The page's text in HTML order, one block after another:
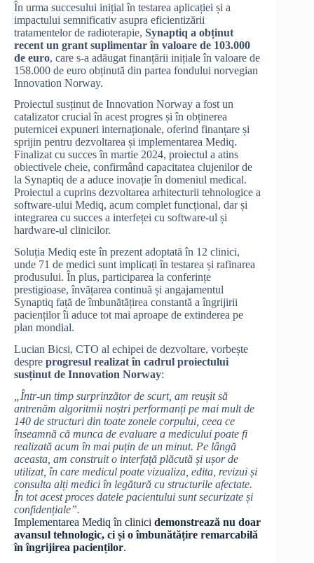
În urma succesului inițial în testarea aplicației și a
impactului semnificativ asupra eficientizării
tratamentelor de radioterapie, Synaptiq a obținut
recent un grant suplimentar în valoare de 103.000
de euro, care s-a adăugat finanțării inițiale în valoare de
158.000 de euro obținută din partea fondului norvegian
Innovation Norway.
Proiectul susținut de Innovation Norway a fost un
catalizator crucial în acest progres și în obținerea
puternicei expuneri internaționale, oferind finanțare și
sprijin pentru dezvoltarea și implementarea Mediq.
Finalizat cu succes în martie 2024, proiectul a atins
obiectivele cheie, confirmând capacitatea clujenilor de
la Synaptiq de a aduce inovație în domeniul medical.
Proiectul a cuprins dezvoltarea arhitecturii tehnologice a
software-ului Mediq, acum complet funcțional, dar și
integrarea cu succes a interfeței cu software-ul și
hardware-ul clinicilor.
Soluția Mediq este în prezent adoptată în 12 clinici,
unde 71 de medici sunt implicați în testarea și rafinarea
produsului. În plus, participarea la conferințe
prestigioase, învățarea continuă și angajamentul
Synaptiq față de îmbunătățirea constantă a îngrijirii
pacienților îi aduce tot mai aproape de extinderea pe
plan mondial.
Lucian Bicsi, CTO al echipei de dezvoltare, vorbește
despre progresul realizat în cadrul proiectului
susținut de Innovation Norway:
„Într-un timp surprinzător de scurt, am reușit să
antrenăm algoritmii noștri performanți pe mai mult de
140 de structuri din toate zonele corpului, ceea ce
înseamnă că munca de evaluare a medicului poate fi
realizată acum în mai puțin de un minut. Pe lângă
aceasta, am construit o interfață plăcută și ușor de
utilizat, în care medicul poate vizualiza, edita, revizui și
consulta alți medici în legătură cu structurile afectate.
În tot acest proces datele pacientului sunt securizate și
confidențiale”.
Implementarea Mediq în clinici demonstrează nu doar
avansul tehnologic, ci și o îmbunătățire remarcabilă
în îngrijirea pacienților.